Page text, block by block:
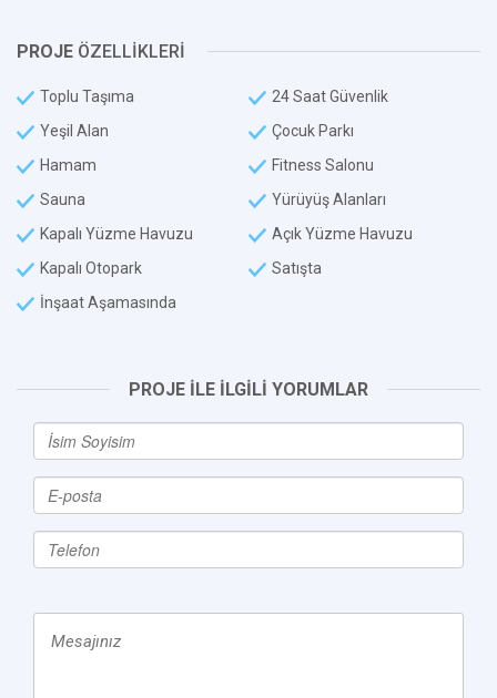
PROJE ÖZELLİKLERİ
Toplu Taşıma
24 Saat Güvenlik
Yeşil Alan
Çocuk Parkı
Hamam
Fitness Salonu
Sauna
Yürüyüş Alanları
Kapalı Yüzme Havuzu
Açık Yüzme Havuzu
Kapalı Otopark
Satışta
İnşaat Aşamasında
PROJE İLE İLGİLİ YORUMLAR